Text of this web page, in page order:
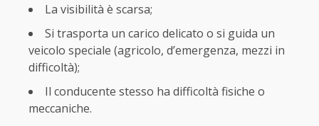
La visibilità è scarsa;
Si trasporta un carico delicato o si guida un
veicolo speciale (agricolo, d’emergenza, mezzi in
difficoltà);
Il conducente stesso ha difficoltà fisiche o
meccaniche.